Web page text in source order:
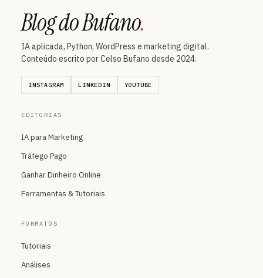
Blog do Bufano.
IA aplicada, Python, WordPress e marketing digital.
Conteúdo escrito por Celso Bufano desde 2024.
INSTAGRAM LINKEDIN YOUTUBE
EDITORIAS
IA para Marketing
Tráfego Pago
Ganhar Dinheiro Online
Ferramentas & Tutoriais
FORMATOS
Tutoriais
Análises